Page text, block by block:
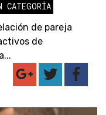
CATEGORÍA
de pareja
de